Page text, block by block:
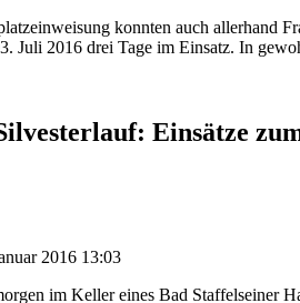
Juli 2016 drei Tage im Einsatz. In
Einsätze
2016 13:03